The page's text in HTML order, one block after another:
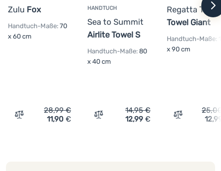
Registrieren
Zulu Fox
Handtuch-Maße: 70
x 60 cm
Vergleichen
28,99€
11,90 €
HANDTUCH
Sea to Summit
Airlite Towel S
Handtuch-Maße: 80
x 40 cm
Vergleichen
14,95€
12,99 €
Regatta
Towel Giant
Handtuch-Maße:
x 90 cm
Vergleichen